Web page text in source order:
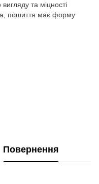
та міцності
пошиття має форму
Повернення